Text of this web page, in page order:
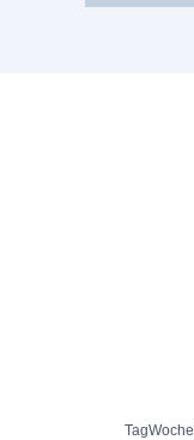
TagWoche